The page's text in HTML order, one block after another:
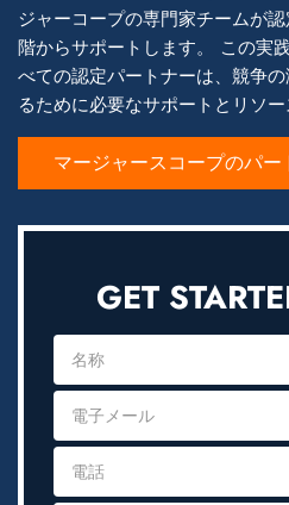
ジャーコープの専門家チームが
階からサポートします。 この実
べての認定パートナーは、競争
るために必要なサポートとリソ
マージャースコープのパー
GET